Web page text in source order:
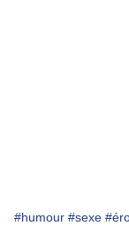
#humour #sexe